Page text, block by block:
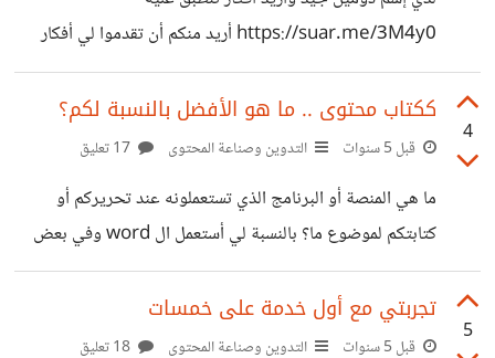
https://suar.me/3M4y0 أريد منكم أن تقدموا لي أفكار
لمشاريع رقمية تتناسب مع إسم الدومين، ومالذي تجده مميزا في
هذا الإسم.
4
ككتاب محتوى .. ما هو الأفضل بالنسبة لكم؟
قبل 5 سنوات التدوين وصناعة المحتوى
ما هي المنصة أو البرنامج الذي تستعملونه عند تحريركم أو
كتابتكم لموضوع ما؟ بالنسبة لي أستعمل ال word وفي بعض
الأحيان Google docs وماهي الوسيلة الأسرع والأفضل في
رأيكم؟ شاركونا أراءكم عيد أضحى مبارك الجميع
5
تجربتي مع أول خدمة على خمسات
قبل 5 سنوات التدوين وصناعة المحتوى